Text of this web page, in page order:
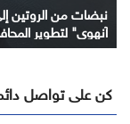
نبضات من الروتين
آنهوي" لتطوير
كن على تواصل